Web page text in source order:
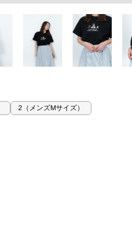
2（メンズMサイズ）